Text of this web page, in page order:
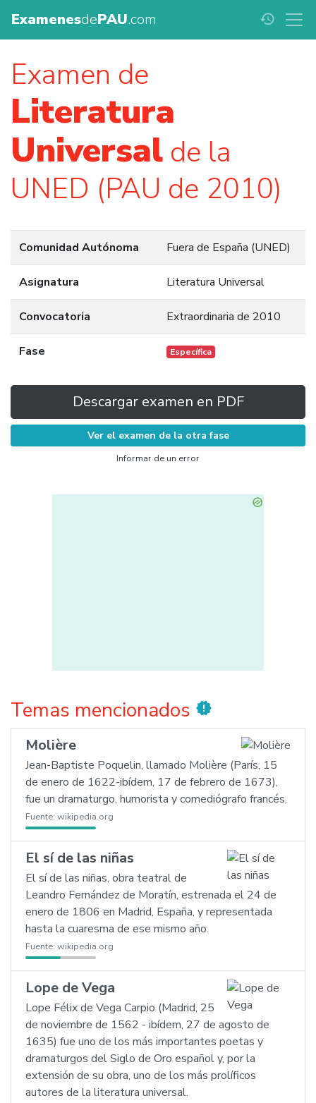
ExamenesdePAU.com history
Examen de
Literatura
Universal de la
UNED (PAU de 2010)
Comunidad Autónoma Fuera de España (UNED)
Asignatura Literatura Universal
Convocatoria Extraordinaria de 2010
Fase Específica
Descargar examen en PDF
Ver el examen de la otra fase
Informar de un error
Temas mencionados new_releases
Molière
Jean-Baptiste Poquelin, llamado Molière (París, 15
de enero de 1622-ibídem, 17 de febrero de 1673),
fue un dramaturgo, humorista y comediógrafo francés.
Fuente: wikipedia.org
El sí de las niñas
El sí de las niñas, obra teatral de
Leandro Fernández de Moratín, estrenada el 24 de
enero de 1806 en Madrid, España, y representada
hasta la cuaresma de ese mismo año.
Fuente: wikipedia.org
Lope de Vega
Lope Félix de Vega Carpio (Madrid, 25
de noviembre de 1562 - ibídem, 27 de agosto de
1635) fue uno de los más importantes poetas y
dramaturgos del Siglo de Oro español y, por la
extensión de su obra, uno de los más prolíficos
autores de la literatura universal.